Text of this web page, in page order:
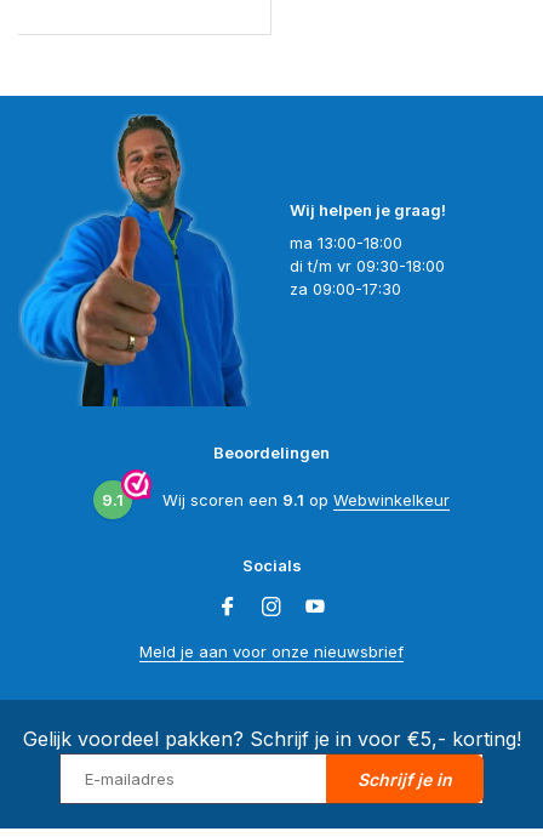
Wij helpen je graag!
ma 13:00-18:00
di t/m vr 09:30-18:00
za 09:00-17:30
Beoordelingen
9.1 Wij scoren een 9.1 op Webwinkelkeur
Socials
Meld je aan voor onze nieuwsbrief
Gelijk voordeel pakken? Schrijf je in voor €5,- korting!
Schrijf je in